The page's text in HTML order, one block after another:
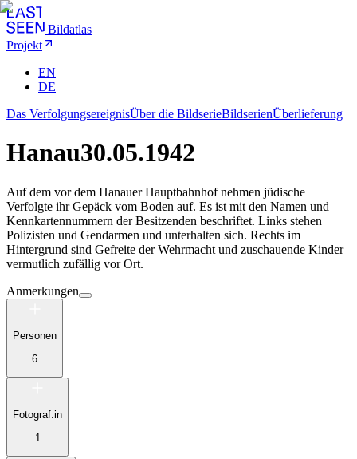
Bildatlas
Projekt
EN|
DE
Das VerfolgungsereignisÜber die BildserieBildserienÜberlieferung
Hanau30.05.1942
Auf dem vor dem Hanauer Hauptbahnhof nehmen jüdische
Verfolgte ihr Gepäck vom Boden auf. Es ist mit den Namen und
Kennkartennummern der Besitzenden beschriftet. Links stehen
Polizisten und Gendarmen und unterhalten sich. Rechts im
Hintergrund sind Gefreite der Wehrmacht und zuschauende Kinder
vermutlich zufällig vor Ort.
Anmerkungen
Personen
6
Fotograf:in
1